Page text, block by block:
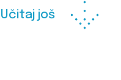
Učitaj još